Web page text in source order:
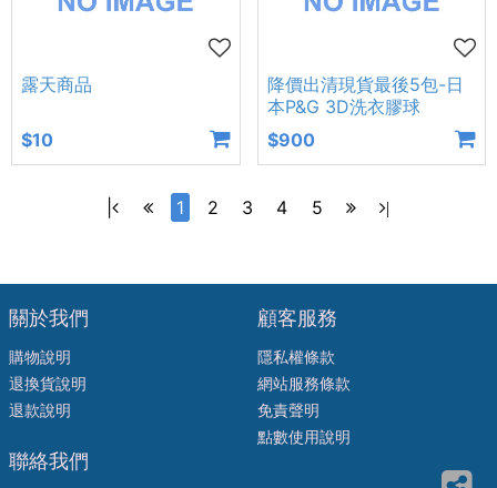
露天商品
$10
降價出清現貨最後5包-日
本P&G 3D洗衣膠球
$900
| 1 2 3 4 5 |
關於我們
購物說明
退換貨說明
退款說明
顧客服務
隱私權條款
網站服務條款
免責聲明
點數使用說明
聯絡我們